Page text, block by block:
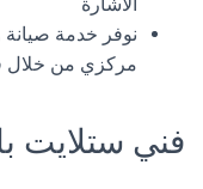
نوفر خدمة
مركزي من خلال
فني ستلايت